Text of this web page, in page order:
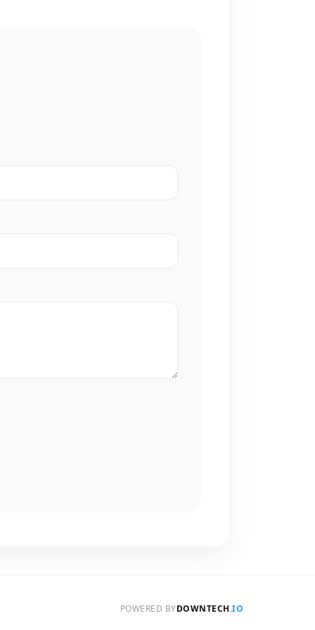
POWERED BYDOWNTECH.IO